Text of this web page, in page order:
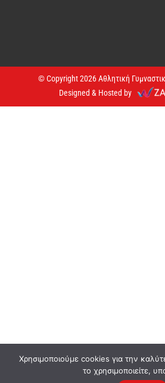
© Copyright 2026 Αθλητική
Designed & Hosted by
Χρησιμοποιούμε cookies για την
το χρησιμοποιείτε,